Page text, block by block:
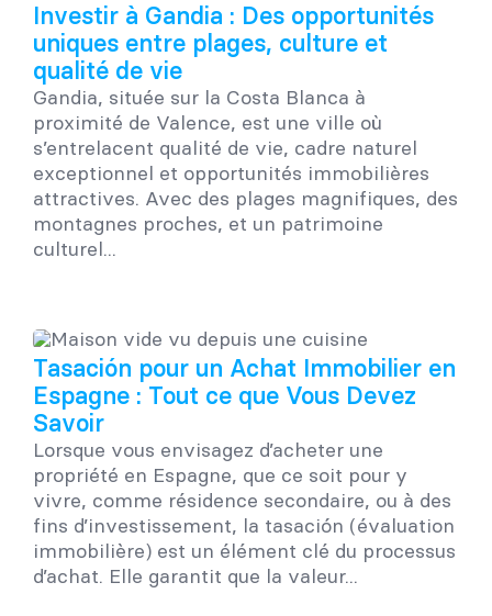
Investir à Gandia : Des opportunités
uniques entre plages, culture et
qualité de vie
Gandia, située sur la Costa Blanca à
proximité de Valence, est une ville où
s’entrelacent qualité de vie, cadre naturel
exceptionnel et opportunités immobilières
attractives. Avec des plages magnifiques, des
montagnes proches, et un patrimoine
culturel...
Tasación pour un Achat Immobilier en
Espagne : Tout ce que Vous Devez
Savoir
Lorsque vous envisagez d’acheter une
propriété en Espagne, que ce soit pour y
vivre, comme résidence secondaire, ou à des
fins d’investissement, la tasación (évaluation
immobilière) est un élément clé du processus
d’achat. Elle garantit que la valeur...